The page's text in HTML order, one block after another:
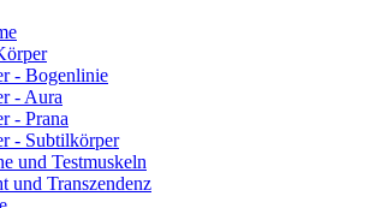
- Bogenlinie
- Aura
- Prana
- Subtilkörper
und Testmuskeln
und Transzendenz